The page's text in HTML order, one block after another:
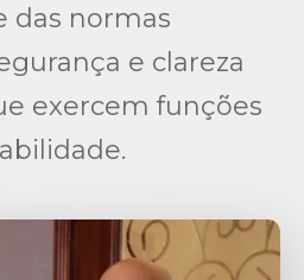
das normas
e clareza
exercem funções